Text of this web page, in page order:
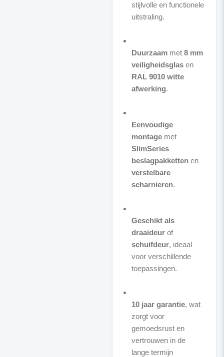
stijlvolle en functionele
uitstraling.
Duurzaammet 8 mm
veiligheidsglasen
RAL 9010 witte
afwerking.
Eenvoudige
montagemet
SlimSeries
beslagpakkettenen
verstelbare
scharnieren.
Geschikt als
draaideurof
schuifdeur, ideaal
voor verschillende
toepassingen.
10 jaar garantie, wat
zorgt voor
gemoedsrust en
vertrouwen in de
lange termijn